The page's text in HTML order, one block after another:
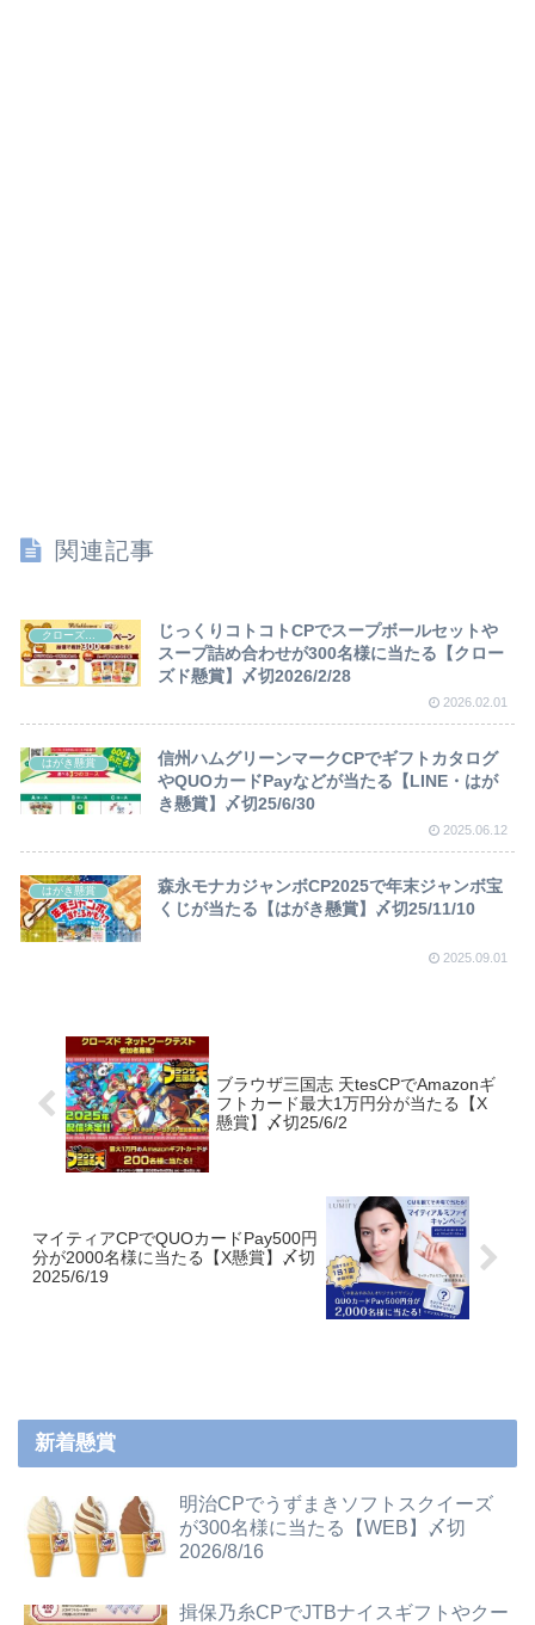
関連記事
じっくりコトコトCPでスープボールセットや
スープ詰め合わせが300名様に当たる【クロー
ズド懸賞】〆切2026/2/28
2026.02.01
はがき懸賞
信州ハムグリーンマークCPでギフトカタログ
やQUOカードPayなどが当たる【LINE・はが
き懸賞】〆切25/6/30
2025.06.12
はがき懸賞
森永モナカジャンボCP2025で年末ジャンボ宝
くじが当たる【はがき懸賞】〆切25/11/10
2025.09.01
ブラウザ三国志 天tesCPでAmazonギ
フトカード最大1万円分が当たる【X
懸賞】〆切25/6/2
マイティアCPでQUOカードPay500円
分が2000名様に当たる【X懸賞】〆切
2025/6/19
新着懸賞
明治CPでうずまきソフトスクイーズ
が300名様に当たる【WEB】〆切
2026/8/16
揖保乃糸CPでJTBナイスギフトやクー